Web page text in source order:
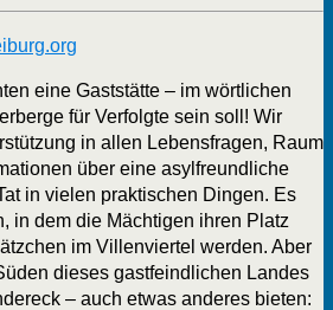
eine Gaststätte – im wörtlichen
für Verfolgte sein soll! Wir
in allen Lebensfragen, Raum
über eine asylfreundliche
in vielen praktischen Dingen. Es
in dem die Mächtigen ihren Platz
im Villenviertel werden. Aber
dieses gastfeindlichen Landes
– auch etwas anderes bieten: